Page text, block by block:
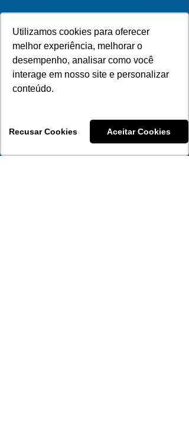
Utilizamos cookies para oferecer
melhor experiência, melhorar o
desempenho, analisar como você
interage em nosso site e personalizar
conteúdo.
Recusar Cookies Aceitar Cookies
SINOS2
CONHEÇA